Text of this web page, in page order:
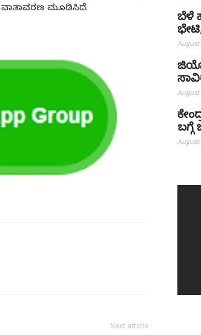
ವಾತಾವರಣ ಮೂಡಿಸಿದೆ.
Next article
ಬೆಳೆ
August
August
ಬಗ್ಗೆ
August